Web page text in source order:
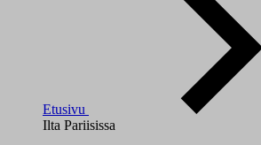
Etusivu
Ilta Pariisissa